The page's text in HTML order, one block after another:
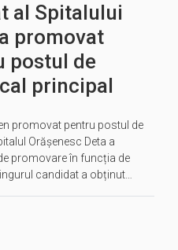
al Spitalului
promovat
postul de
principal
promovat pentru postul de
Orășenesc Deta a
promovare în funcția de
candidat a obținut…